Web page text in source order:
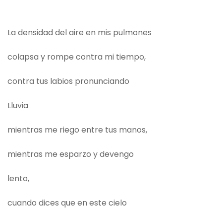
La densidad del aire en mis pulmones
colapsa y rompe contra mi tiempo,
contra tus labios pronunciando
Lluvia
mientras me riego entre tus manos,
mientras me esparzo y devengo
lento,
cuando dices que en este cielo